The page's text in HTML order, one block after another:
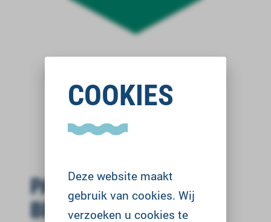
COOKIES
Deze website maakt
gebruik van cookies. Wij
verzoeken u cookies te
PARTNERS
BEREIKBAARHEID EN